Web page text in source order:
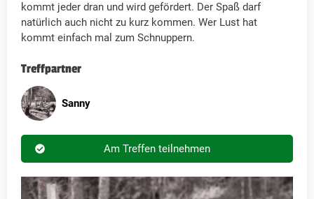
kommt jeder dran und wird gefördert. Der Spaß darf
natürlich auch nicht zu kurz kommen. Wer Lust hat
kommt einfach mal zum Schnuppern.
Treffpartner
Sanny
Am Treffen teilnehmen